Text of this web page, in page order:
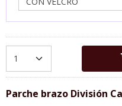
Parche brazo División